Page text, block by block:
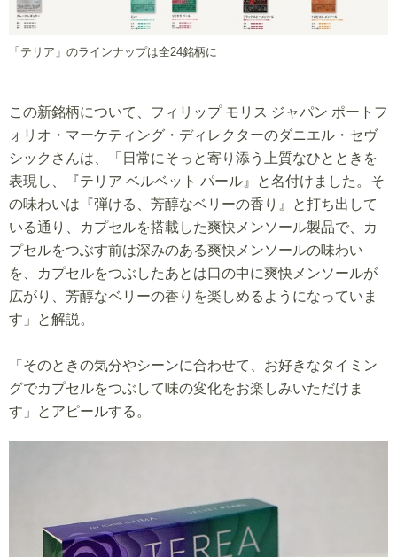
「テリア」のラインナップは全24銘柄に
この新銘柄について、フィリップ モリス ジャパン ポートフ
ォリオ・マーケティング・ディレクターのダニエル・セヴ
シックさんは、「日常にそっと寄り添う上質なひとときを
表現し、『テリア ベルベット パール』と名付けました。そ
の味わいは『弾ける、芳醇なベリーの香り』と打ち出して
いる通り、カプセルを搭載した爽快メンソール製品で、カ
プセルをつぶす前は深みのある爽快メンソールの味わい
を、カプセルをつぶしたあとは口の中に爽快メンソールが
広がり、芳醇なベリーの香りを楽しめるようになっていま
す」と解説。
「そのときの気分やシーンに合わせて、お好きなタイミン
グでカプセルをつぶして味の変化をお楽しみいただけま
す」とアピールする。